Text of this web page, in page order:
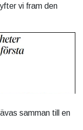
vi fram den
samman till en